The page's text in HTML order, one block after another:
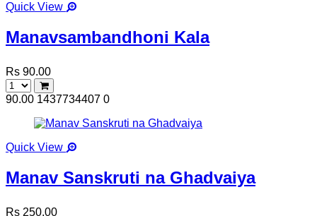
Quick View
Manavsambandhoni Kala
Rs 90.00
90.00 1437734407 0
Quick View
Manav Sanskruti na Ghadvaiya
Rs 250.00